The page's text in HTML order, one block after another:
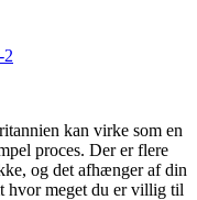
kan virke som en
proces. Der er flere
og det afhænger af din
hvor meget du er villig til